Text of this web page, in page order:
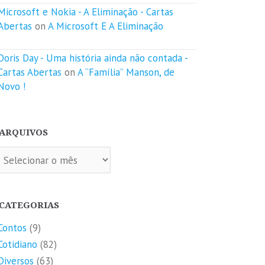
e Nokia - A Eliminação - Cartas
on A Microsoft E A Eliminação
Day - Uma história ainda não contada -
Abertas on A “Família” Manson, de
!
(9)
(82)
(63)